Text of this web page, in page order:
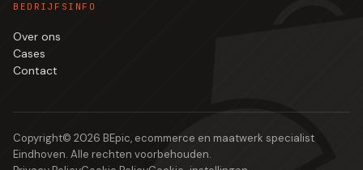
BEDRIJFSINFO
Over ons
Cases
Contact
Copyright© 2026 BEpic, ecommerce en maatwerk specialist
Eindhoven. Alle rechten voorbehouden.